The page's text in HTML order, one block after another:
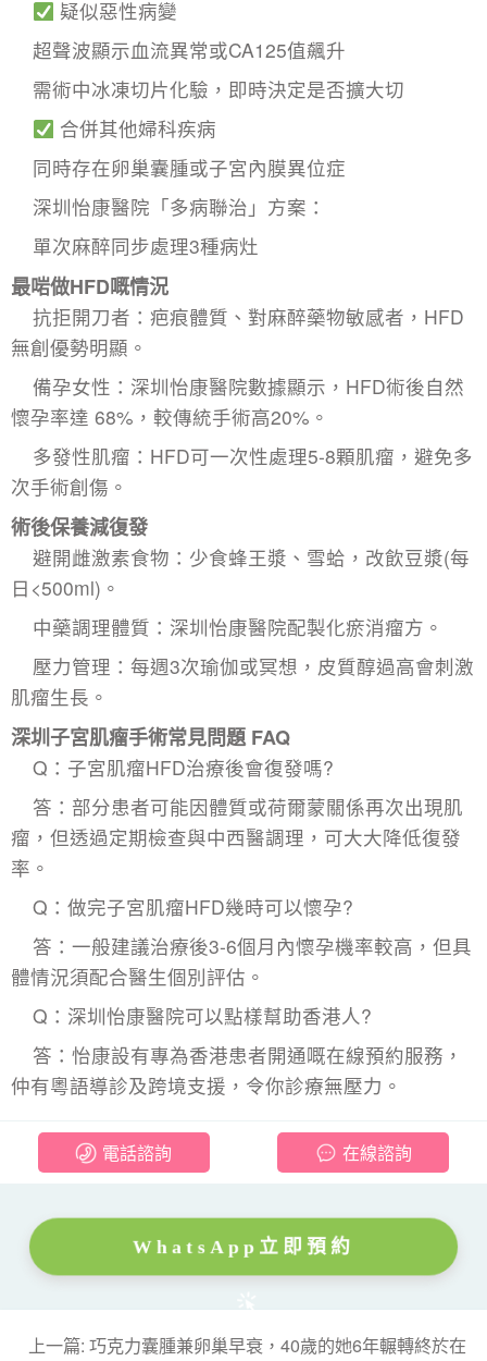
​疑似惡性病變
超聲波顯示血流異常或CA125值飆升
需術中冰凍切片化驗，即時決定是否擴大切
​合併其他婦科疾病
同時存在卵巢囊腫或子宮內膜異位症
深圳怡康醫院「多病聯治」方案：
單次麻醉同步處理3種病灶
最啱做HFD嘅情況
抗拒開刀者：疤痕體質、對麻醉藥物敏感者，HFD
無創優勢明顯。
備孕女性：深圳怡康醫院數據顯示， HFD術後自然
懷孕率達 68%，較傳統手術高20%。
多發性肌瘤：HFD可一次性處理5-8顆肌瘤，避免多
次手術創傷。
術後保養減復發
避開雌激素食物：少食蜂王漿、雪蛤，改飲豆漿(每
日<500ml)。
中藥調理體質：深圳怡康醫院配製化瘀消瘤方。
壓力管理：每週3次瑜伽或冥想，皮質醇過高會刺激
肌瘤生長。
深圳子宮肌瘤手術常見問題 FAQ
Q：子宮肌瘤HFD治療後會復發嗎?
答：部分患者可能因體質或荷爾蒙關係再次出現肌
瘤，但透過定期檢查與中西醫調理，可大大降低復發
率。
Q：做完子宮肌瘤HFD幾時可以懷孕?
答：一般建議治療後3-6個月內懷孕機率較高，但具
體情況須配合醫生個別評估。
Q：深圳怡康醫院可以點樣幫助香港人?
答：怡康設有專為香港患者開通嘅在線預約服務，
仲有粵語導診及跨境支援，令你診療無壓力。
電話諮詢 在線諮詢
WhatsApp立即預約
上一篇: 巧克力囊腫兼卵巢早衰，40歲的她6年輾轉終於在